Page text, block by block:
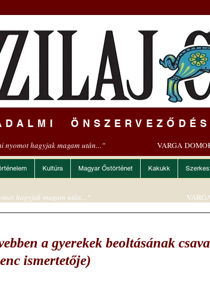
nyomot hagyjak magam után..." VARGA
Kultúra Magyar Őstörténet Kakukk
a gyerekek beoltásának
ismertetője)
hagyjak magam után..."